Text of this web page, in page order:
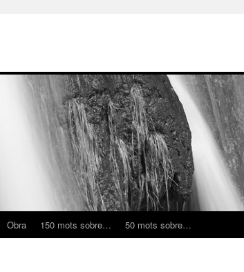
Obra 150 mots sobre… 50 mots sobre…